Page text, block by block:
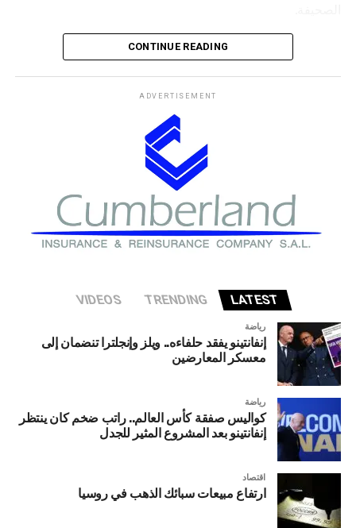
وأشارت الصحيفة إلى أن طهران لا تبدو مهتمة باتفاق مؤقت
يترك مسألة السيطرة على مضيق هرمز دون حسم، في وقت
لم يصدر فيه تعليق فوري من البيت الأبيض على هذه التطورات.
وكان رئيس الوزراء العراقي قد زار طهران أمس الخميس، بعد
لقائه الرئيس الأمريكي دونالد ترامب في البيت الأبيض الأسبوع
CONTINUE READING
ADVERTISEMENT
LATEST
TRENDING
VIDEOS
رياضة
إنفانتينو يفقد حلفاءه.. ويلز وإنجلترا تنضمان إلى
معسكر المعارضين
رياضة
كواليس صفقة كأس العالم.. راتب ضخم كان ينتظر
إنفانتينو بعد المشروع المثير للجدل
اقتصاد
ارتفاع مبيعات سبائك الذهب في روسيا